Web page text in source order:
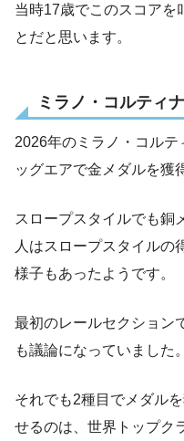
当時17歳でこのスコアを
とだと思います。
ミラノ・コルティ
2026年のミラノ・コル
ッグエアで金メダルを獲
スロープスタイルでも銅
人はスロープスタイルの
様子もあったようです。
最初のレールセクション
も議論になっていました。
それでも2種目でメダル
せるのは、世界トップク